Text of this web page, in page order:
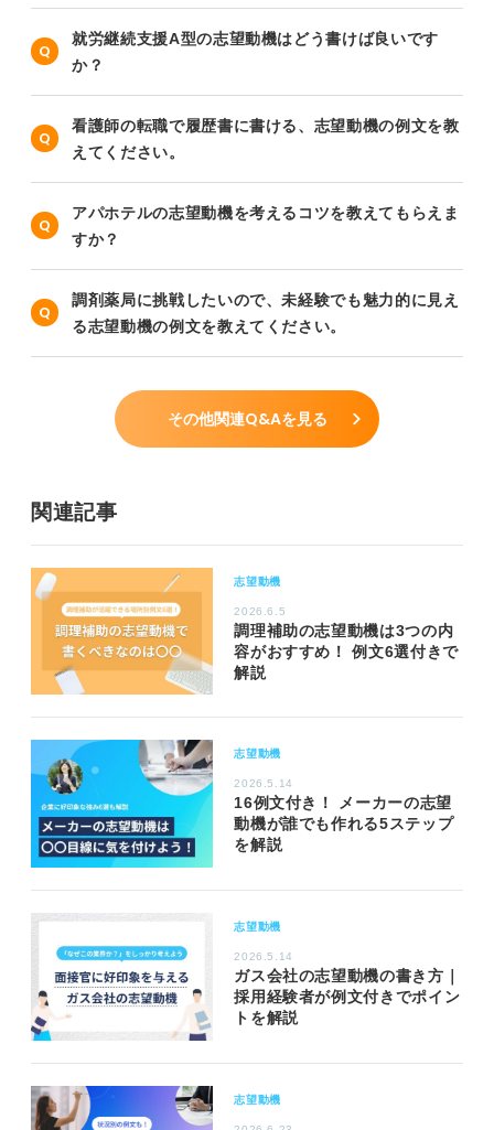
就労継続支援A型の志望動機はどう書けば良いです
か？
看護師の転職で履歴書に書ける、志望動機の例文を教
えてください。
アパホテルの志望動機を考えるコツを教えてもらえま
すか？
調剤薬局に挑戦したいので、未経験でも魅力的に見え
る志望動機の例文を教えてください。
その他関連Q&Aを見る
関連記事
志望動機
2026.6.5
調理補助の志望動機は3つの内
容がおすすめ！ 例文6選付きで
解説
志望動機
2026.5.14
16例文付き！ メーカーの志望
動機が誰でも作れる5ステップ
を解説
志望動機
2026.5.14
ガス会社の志望動機の書き方｜
採用経験者が例文付きでポイン
トを解説
志望動機